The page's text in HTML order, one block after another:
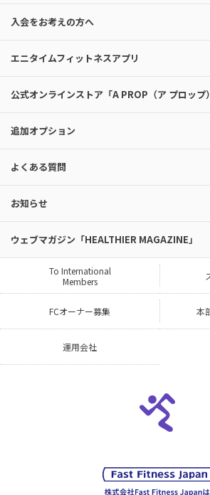
入会をお考えの方へ
エニタイムフィットネスアプリ
公式オンラインストア「A PROP（ア プロップ
追加オプション
よくある質問
お知らせ
ウェブマガジン「HEALTHIER MAGAZINE」
To International
Members
FCオーナー募集 本
運用会社